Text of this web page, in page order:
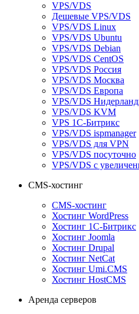
VPS/VDS
Дешевые VPS/VDS
VPS/VDS Linux
VPS/VDS Ubuntu
VPS/VDS Debian
VPS/VDS CentOS
VPS/VDS Россия
VPS/VDS Москва
VPS/VDS Европа
VPS/VDS
VPS/VDS KVM
VPS 1С-Битрикс
VPS/VDS ispmanager
VPS/VDS для VPN
VPS/VDS посуточно
VPS/VDS с
CMS-хостинг
CMS-хостинг
Хостинг WordPress
Хостинг 1С-Битрикс
Хостинг Joomla
Хостинг Drupal
Хостинг NetCat
Хостинг Umi.CMS
Хостинг HostCMS
Аренда серверов